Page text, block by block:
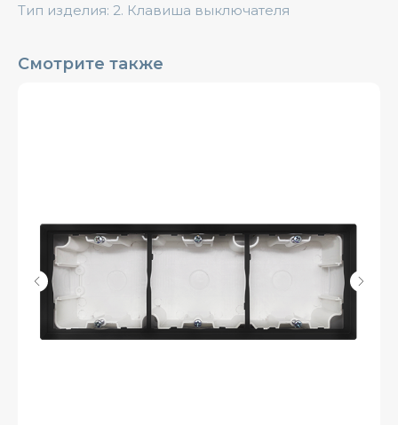
Тип изделия: 2. Клавиша выключателя
Смотрите также